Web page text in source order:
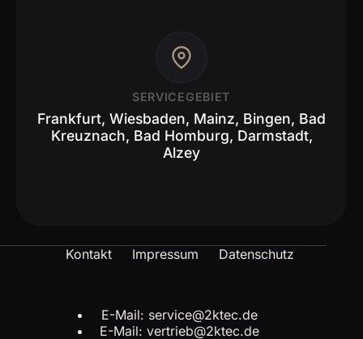
SERVICEGEBIET
Frankfurt, Wiesbaden, Mainz, Bingen, Bad
Kreuznach, Bad Homburg, Darmstadt,
Alzey
Kontakt Impressum Datenschutz
E-Mail: service@2ktec.de
E-Mail: vertrieb@2ktec.de